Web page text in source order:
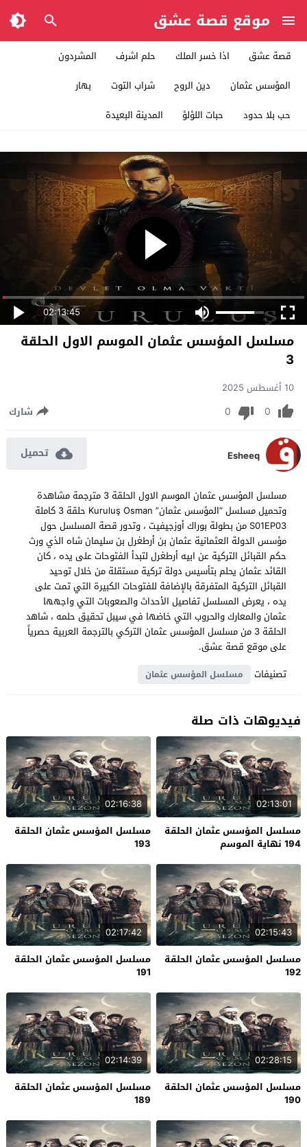
موقع قصة عشق
قصة عشق اذا خسر الملك حلم اشرف
المشردون
المؤسس عثمان
دين الروح شراب التوت
بهار
حب بلا حدود
حبات اللؤلؤ المدينة البعيدة
02:13:45
مسلسل المؤسس عثمان الموسم الاول الحلقة
3
10 أغسطس 2025
0
0 شارك
Esheeq تحميل
مسلسل المؤسس عثمان الموسم الاول الحلقة 3 مترجمة مشاهدة
وتحميل مسلسل “المؤسس عثمان” Kuruluş Osman حلقة 3 كاملة
S01EP03 من بطولة بوراك أوزجيفيت ، وتدور قصة المسلسل حول
مؤسس الدولة العثمانية عثمان بن أرطغرل بن سليمان شاه الذي ورث
حكم القبائل التركية عن ابيه أرطغرل لتبدأ الفتوحات على يده ، كان
القائد عثمان يحلم بتأسيس دولة تركية مستقلة من خلال توحيد
القبائل التركية المتفرقة بالإضافة للفتوحات الكبيرة التي تمت على
يده ، يعرض المسلسل تفاصيل الأحداث والصعوبات التي واجهها
عثمان والمعارك والحروب التي خاضها في سيبل تحقيق حلمه ، شاهد
الحلقة 3 من مسلسل المؤسس عثمان التركي بالترجمة العربية حصرياً
على موقع قصة عشق.
تصنيفات
مسلسل المؤسس عثمان
فيديوهات ذات صلة
02:13:01
مسلسل المؤسس عثمان الحلقة
194 نهاية الموسم
02:16:38
مسلسل المؤسس عثمان الحلقة
193
02:15:43
مسلسل المؤسس عثمان الحلقة
192
02:17:42
مسلسل المؤسس عثمان الحلقة
191
02:28:15
مسلسل المؤسس عثمان الحلقة
190
02:14:39
مسلسل المؤسس عثمان الحلقة
189